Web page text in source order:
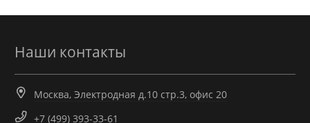
Наши контакты
Москва, Электродная д.10 стр.3, офис 20
+7 (499) 393-33-61